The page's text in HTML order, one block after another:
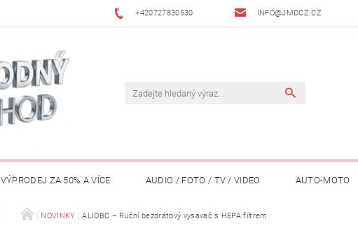
+420727830530 INFO@JMDCZ.CZ
VÝPRODEJ ZA 50% A VÍCE AUDIO / FOTO / TV / VIDEO AUTO-MOTO
DÍLNA / NÁŘADÍ / ZAHRADA DOMÁCÍ SPOTŘEBIČE
NOVINKY ALIOBC – Ruční bezdrátový vysavač s HEPA filtrem